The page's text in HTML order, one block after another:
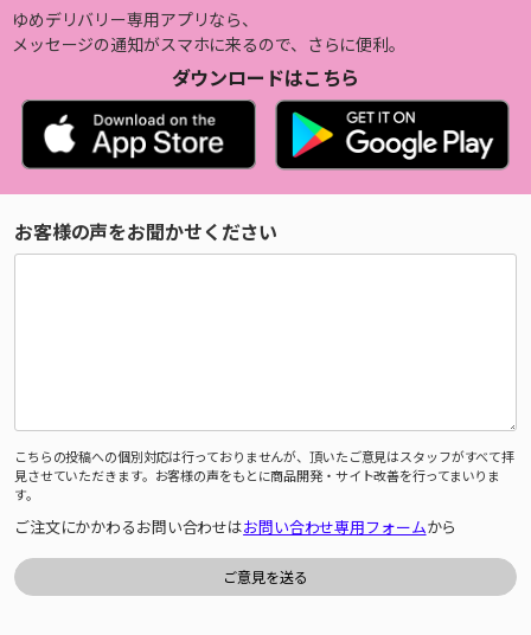
ゆめデリバリー専用アプリなら、
メッセージの通知がスマホに来るので、さらに便利。
ダウンロードはこちら
お客様の声をお聞かせください
こちらの投稿への個別対応は行っておりませんが、頂いたご意見はスタッフがすべて拝
見させていただきます。お客様の声をもとに商品開発・サイト改善を行ってまいりま
す。
ご注文にかかわるお問い合わせはお問い合わせ専用フォームから